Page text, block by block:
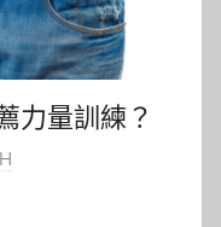
力量訓練？